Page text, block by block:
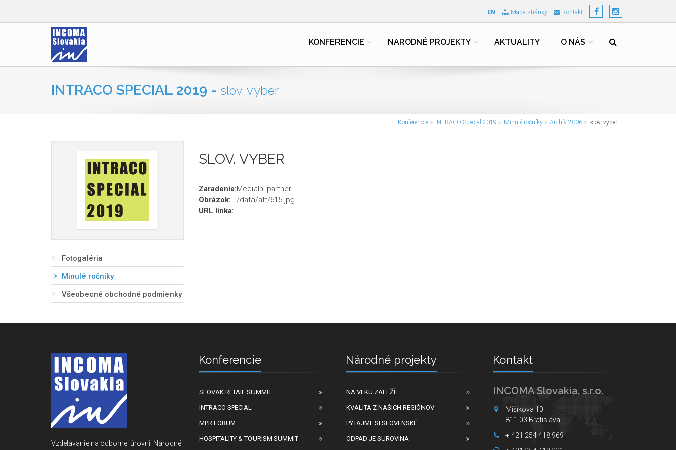
EN Mapa stránky Kontakt
KONFERENCIE NARODNÉ PROJEKTY AKTUALITY O NÁS
INTRACO SPECIAL 2019 - slov. vyber
Konferencie INTRACO Special 2019 Minulé ročníky Archív 2006 slov. vyber
Fotogaléria
Minulé ročníky
Všeobecné obchodné podmienky
SLOV. VYBER
Zaradenie:Mediálni partneri
Obrázok:
/data/att/615.jpg
URL linka:
Vzdelávanie na odbornej úrovni. Národné
Konferencie
SLOVAK RETAIL SUMMIT
INTRACO SPECIAL
MPR FORUM
HOSPITALITY & TOURISM SUMMIT
Národné projekty
NA VEKU ZÁLEŽÍ
KVALITA Z NAŠICH REGIÓNOV
PÝTAJME SI SLOVENSKÉ
ODPAD JE SUROVINA
Kontakt
INCOMA Slovakia, s.r.o.
Mišíkova 10
811 03 Bratislava
+ 421 254 418 969